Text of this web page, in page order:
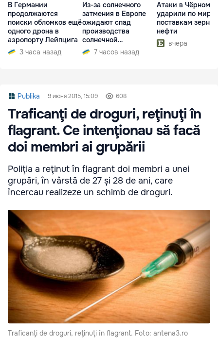
В Германии
продолжаются
поиски обломков ещё
одного дрона в
аэропорту Лейпцига
3 часа назад
Из-за солнечного
затмения в Европе
ожидают спад
производства
солнечной
электроэнергии
7 часов назад
Атаки в Чёрном
ударили по
поставкам зерна
нефти
вчера
Publika 9 июня 2015, 15:09 608
Traficanţi de droguri, reţinuţi în
flagrant. Ce intenţionau să facă
doi membri ai grupării
Poliţia a reţinut în flagrant doi membri a unei
grupări, în vârstă de 27 și 28 de ani, care
încercau realizeze un schimb de droguri.
Traficanţi de droguri, reţinuţi în flagrant. Foto: antena3.ro